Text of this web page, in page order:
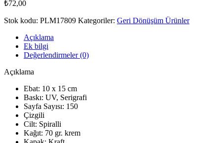
₺72,00
Stok kodu: PLM17809 Kategoriler: Geri Dönüşüm Ürünler
Açıklama
Ek bilgi
Değerlendirmeler (0)
Açıklama
Ebat: 10 x 15 cm
Baskı: UV, Serigrafi
Sayfa Sayısı: 150
Çizgili
Cilt: Spiralli
Kağıt: 70 gr. krem